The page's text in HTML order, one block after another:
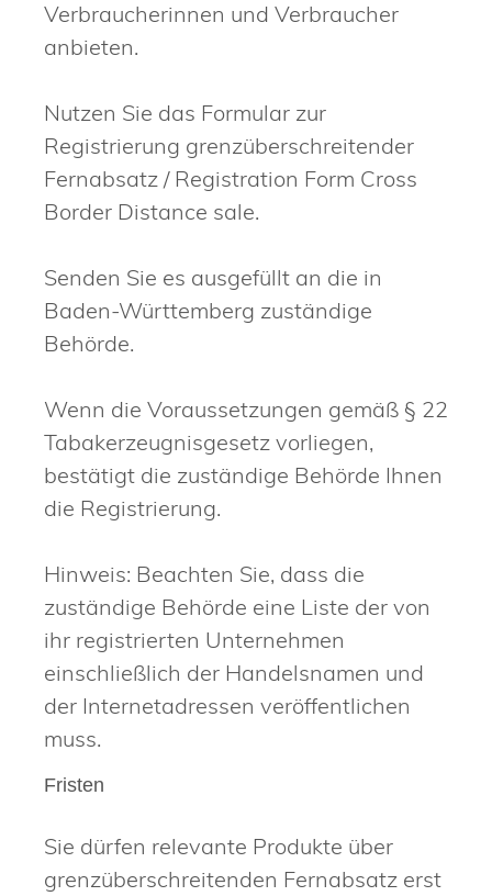
Verbraucherinnen und Verbraucher
anbieten.
Nutzen Sie das Formular zur
Registrierung grenzüberschreitender
Fernabsatz / Registration Form Cross
Border Distance sale.
Senden Sie es ausgefüllt an die in
Baden-Württemberg zuständige
Behörde.
Wenn die Voraussetzungen gemäß § 22
Tabakerzeugnisgesetz vorliegen,
bestätigt die zuständige Behörde Ihnen
die Registrierung.
Hinweis: Beachten Sie, dass die
zuständige Behörde eine Liste der von
ihr registrierten Unternehmen
einschließlich der Handelsnamen und
der Internetadressen veröffentlichen
muss.
Fristen
Sie dürfen relevante Produkte über
grenzüberschreitenden Fernabsatz erst